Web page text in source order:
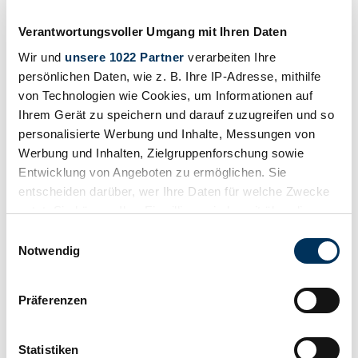
Verantwortungsvoller Umgang mit Ihren Daten
Wir und unsere 1022 Partner verarbeiten Ihre
persönlichen Daten, wie z. B. Ihre IP-Adresse, mithilfe
von Technologien wie Cookies, um Informationen auf
Ihrem Gerät zu speichern und darauf zuzugreifen und so
personalisierte Werbung und Inhalte, Messungen von
Werbung und Inhalten, Zielgruppenforschung sowie
Entwicklung von Angeboten zu ermöglichen. Sie
entscheiden darüber, wer Ihre Daten für welche Zwecke
nutzt. Sie können Ihre Einwilligung jederzeit über die
Trigger Symbol ändern oder widerrufen
Informationen über Ihre geografische Lage
können
Notwendig
Präferenzen
Statistiken